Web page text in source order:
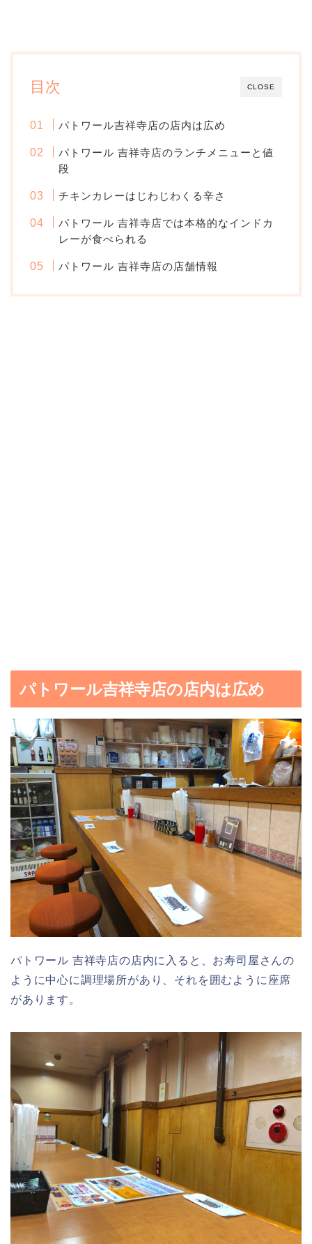
CLOSE
目次
パトワール吉祥寺店の店内は広め
パトワール 吉祥寺店のランチメニューと値
段
チキンカレーはじわじわくる辛さ
パトワール 吉祥寺店では本格的なインドカ
レーが食べられる
パトワール 吉祥寺店の店舗情報
パトワール吉祥寺店の店内は広め
パトワール 吉祥寺店の店内に入ると、お寿司屋さんの
ように中心に調理場所があり、それを囲むように座席
があります。